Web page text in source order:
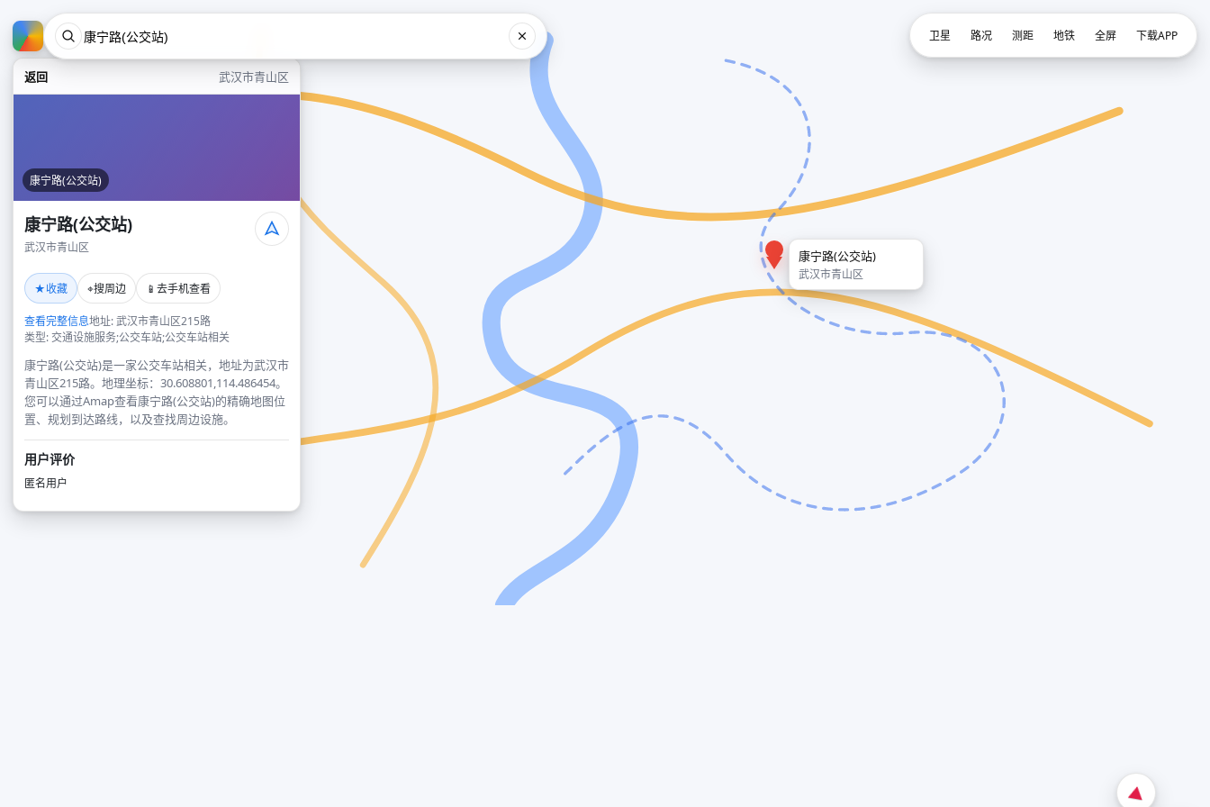
返回 武汉市青山区
康宁路(公交站)
康宁路(公交站)
武汉市青山区
★收藏 ⌖搜周边 📱 去手机查看
查看完整信息地址: 武汉市青山区215路
类型: 交通设施服务;公交车站;公交车站相关
康宁路(公交站)是一家公交车站相关，地址为武汉市
青山区215路。地理坐标：30.608801,114.486454。
您可以通过Amap查看康宁路(公交站)的精确地图位
置、规划到达路线，以及查找周边设施。
用户评价
匿名用户
康宁路(公交站)
武汉市青山区
卫星 路况 测距 地铁 全屏 下载APP